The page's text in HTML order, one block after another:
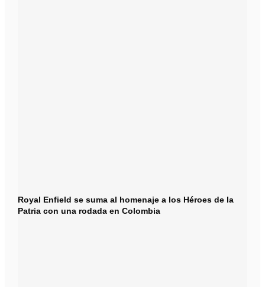
Royal Enfield se suma al homenaje a los Héroes de la
Patria con una rodada en Colombia